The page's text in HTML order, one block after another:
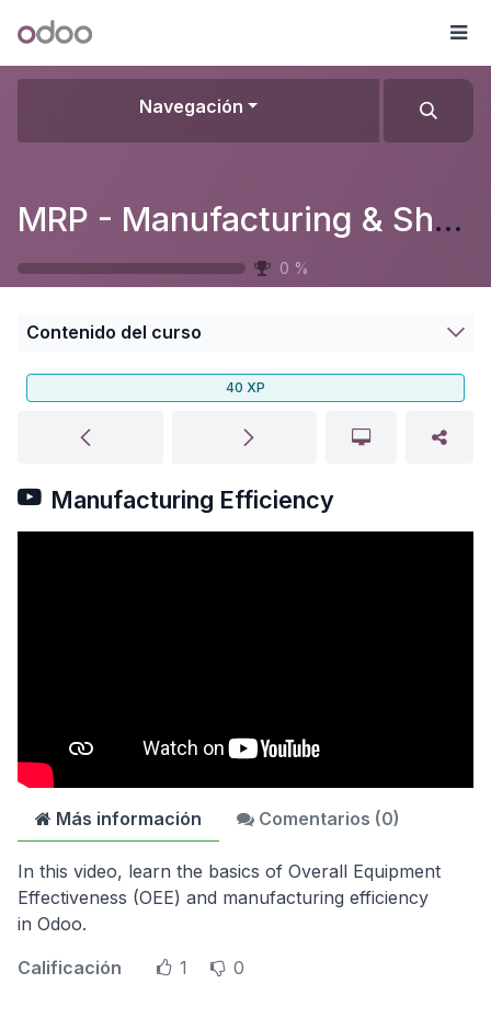
Odoo
Navegación
MRP - Manufacturing & Shop Floor
0 %
Contenido del curso
Manufacturing Efficiency
40 XP
Más información Comentarios (0)
In this video, learn the basics of Overall Equipment
Effectiveness (OEE) and manufacturing efficiency
in Odoo.
Calificación
1 0